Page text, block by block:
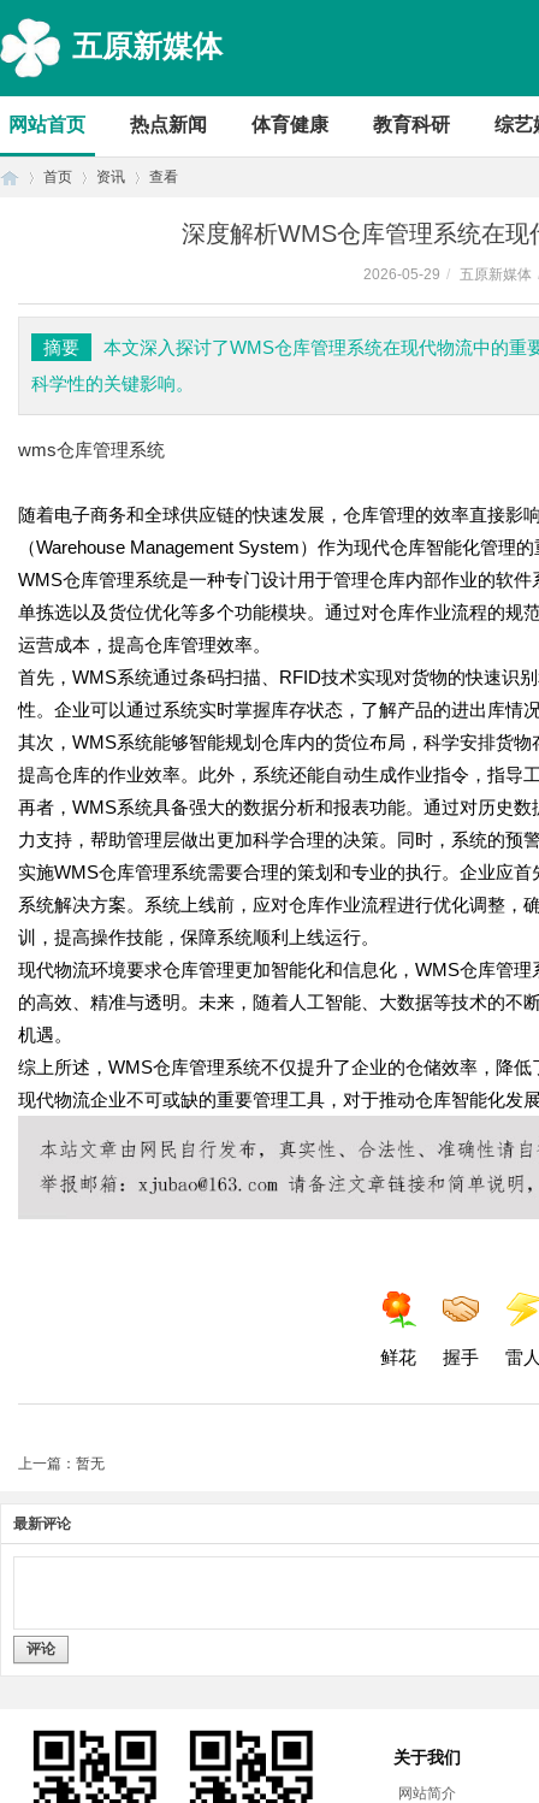
五原新媒体
网站首页 热点新闻 体育健康 教育科研 综艺
首页 资讯 查看
深度解析WMS仓库管理系统在
2026-05-29 / 五原新媒体
摘要
本文深入探讨了WMS仓库管理系统在现代物流中的
科学性的关键影响。
wms仓库管理系统
随着电子商务和全球供应链的快速发展，仓库管理的效率直接影
（Warehouse Management System）作为现代仓库智能化管理
WMS仓库管理系统是一种专门设计用于管理仓库内部作业的软
单拣选以及货位优化等多个功能模块。通过对仓库作业流程的规
运营成本，提高仓库管理效率。
首先，WMS系统通过条码扫描、RFID技术实现对货物的快速识
性。企业可以通过系统实时掌握库存状态，了解产品的进出库情
其次，WMS系统能够智能规划仓库内的货位布局，科学安排货
提高仓库的作业效率。此外，系统还能自动生成作业指令，指导
再者，WMS系统具备强大的数据分析和报表功能。通过对历史
力支持，帮助管理层做出更加科学合理的决策。同时，系统的预
实施WMS仓库管理系统需要合理的策划和专业的执行。企业应
系统解决方案。系统上线前，应对仓库作业流程进行优化调整
训，提高操作技能，保障系统顺利上线运行。
现代物流环境要求仓库管理更加智能化和信息化，WMS仓库管
的高效、精准与透明。未来，随着人工智能、大数据等技术的
机遇。
综上所述，WMS仓库管理系统不仅提升了企业的仓储效率，降
现代物流企业不可或缺的重要管理工具，对于推动仓库智能化发
鲜花 握手 雷
上一篇：暂无
最新评论
评论
关于我们
网站简介